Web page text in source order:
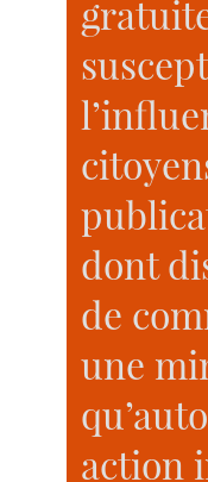
dont
de
une
action